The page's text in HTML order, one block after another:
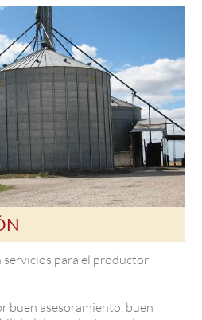
servicios para el productor
buen asesoramiento, buen